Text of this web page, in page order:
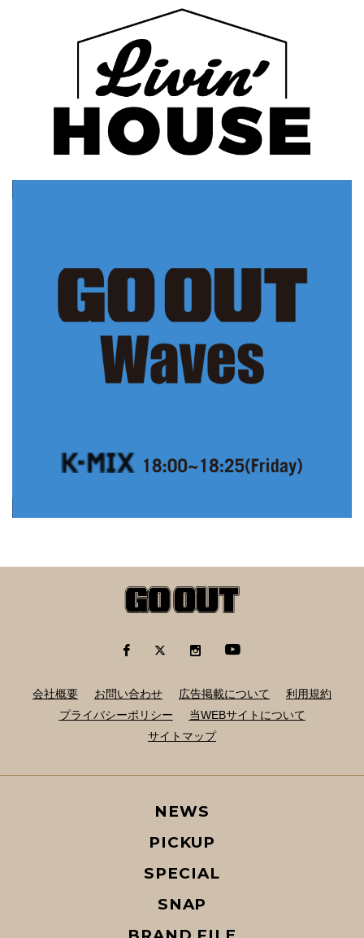
会社概要 お問い合わせ 広告掲載について
利用規約
プライバシーポリシー
当WEBサイトについて
サイトマップ
NEWS
PICKUP
SPECIAL
SNAP